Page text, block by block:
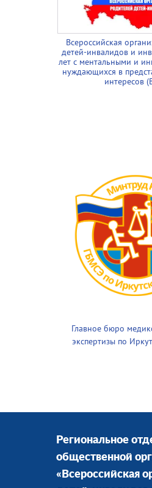
Всероссийская
детей-инвалидов и
лет с ментальными и
нуждающихся в
интересов
Главное бюро
экспертизы по
Региональное
общественной
«Всероссийская